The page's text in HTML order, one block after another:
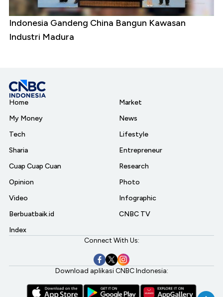
Indonesia Gandeng China Bangun Kawasan
Industri Madura
Home
My Money
Tech
Sharia
Cuap Cuap Cuan
Opinion
Video
Berbuatbaik.id
Index
Market
News
Lifestyle
Entrepreneur
Research
Photo
Infographic
CNBC TV
Connect With Us:
Download aplikasi CNBC Indonesia: